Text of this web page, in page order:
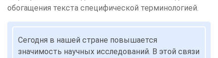
обогащения текста специфической терминологией.
Сегодня в нашей стране повышается
значимость научных исследований. В этой связи